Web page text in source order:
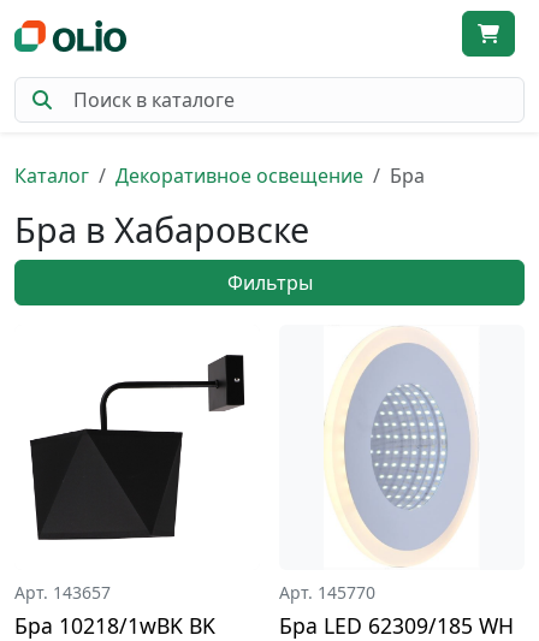
Каталог Декоративное освещение Бра
Бра в Хабаровске
Фильтры
Арт. 143657
Бра 10218/1wBK BK
Арт. 145770
Бра LED 62309/185 WH